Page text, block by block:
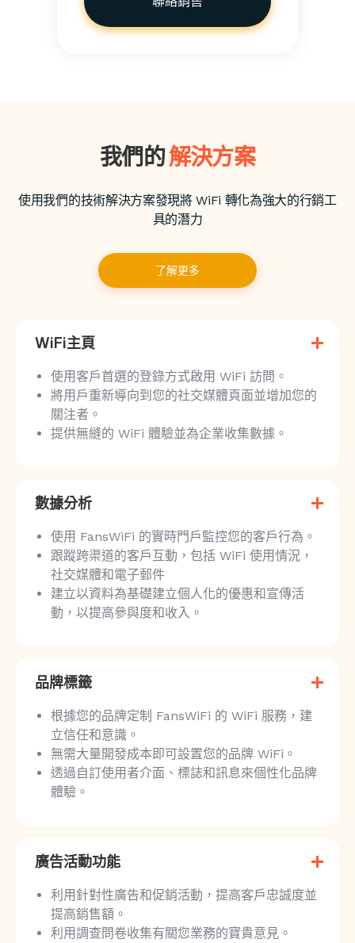
我們的解決方案
使用我們的技術解決方案發現將 WiFi 轉化為強大的行銷工
具的潛力
了解更多
WiFi主頁
使用客戶首選的登錄方式啟用 WiFi 訪問。
將用戶重新導向到您的社交媒體頁面並增加您的
關注者。
提供無縫的 WiFi 體驗並為企業收集數據。
數據分析
使用 FansWiFi 的實時門戶監控您的客戶行為。
跟蹤跨渠道的客戶互動，包括 WiFi 使用情況，
社交媒體和電子郵件
建立以資料為基礎建立個人化的優惠和宣傳活
動，以提高參與度和收入。
品牌標籤
根據您的品牌定制 FansWiFi 的 WiFi 服務，建
立信任和意識。
無需大量開發成本即可設置您的品牌 WiFi。
透過自訂使用者介面、標誌和訊息來個性化品牌
體驗。
廣告活動功能
利用針對性廣告和促銷活動，提高客戶忠誠度並
提高銷售額。
利用調查問卷收集有關您業務的寶貴意見。